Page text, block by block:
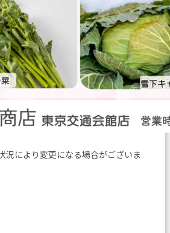
況により変更になる場合がございま